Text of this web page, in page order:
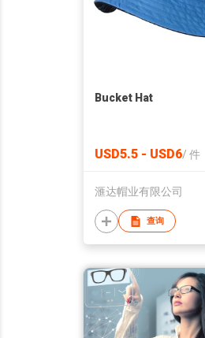
Bucket Hat
USD5.5 - USD6/ 件
滙达帽业有限公司
查询